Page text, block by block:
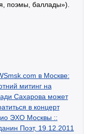
поэмы, баллады»).
в Москве:
митинг на
Сахарова может
в концерт
ЭХО Москвы ::
Поэт, 19.12.2011